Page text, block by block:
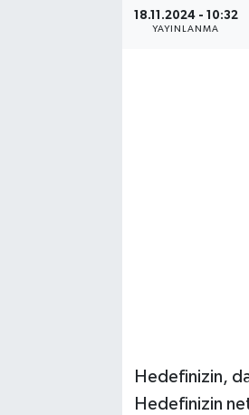
18.11.2024 - 10:32
YAYINLANMA
Hedefinizin,
Hedefinizin